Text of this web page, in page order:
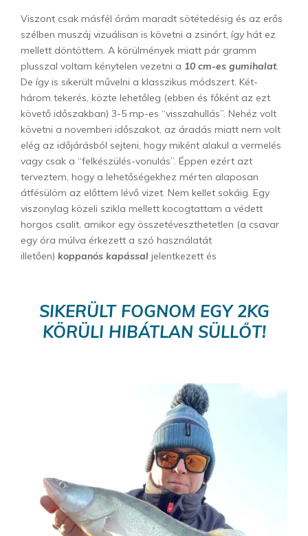
Viszont csak másfél órám maradt sötétedésig és az erős
szélben muszáj vizuálisan is követni a zsinórt, így hát ez
mellett döntöttem. A körülmények miatt pár gramm
plusszal voltam kénytelen vezetni a 10 cm-es gumihalat.
De így is sikerült művelni a klasszikus módszert. Két-
három tekerés, közte lehetőleg (ebben és főként az ezt
követő időszakban) 3-5 mp-es “visszahullás”. Nehéz volt
követni a novemberi időszakot, az áradás miatt nem volt
elég az időjárásból sejteni, hogy miként alakul a vermelés
vagy csak a “felkészülés-vonulás”. Éppen ezért azt
terveztem, hogy a lehetőségekhez mérten alaposan
átfésülöm az előttem lévő vizet. Nem kellet sokáig. Egy
viszonylag közeli szikla mellett kocogtattam a védett
horgos csalit, amikor egy összetéveszthetetlen (a csavar
egy óra múlva érkezett a szó használatát
illetően) koppanós kapással jelentkezett és
SIKERÜLT FOGNOM EGY 2KG
KÖRÜLI HIBÁTLAN SÜLLŐT!